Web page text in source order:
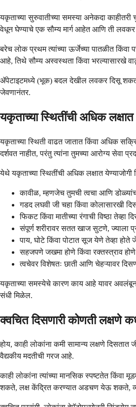
यकृताच्या सुरुवातीच्या समस्या अनेकदा
वेधून घेण्याचे एक सौम्य मार्ग आहेत आणि ती
बरेच लोक प्रथम त्यांच्या ऊर्जेच्या पातळीत किंवा
आहे, तिथे सौम्य अस्वस्थता किंवा भरल्यासारखे
ॲपेटाइटमध्ये (भूक) बदल देखील लवकर दिसू
जेवणानंतर.
यकृताच्या स्थितींची अधिक
यकृताच्या स्थिती वाढत जातात किंवा अधिक
दर्शवत नाहीत, परंतु त्यांना तुमच्या आरोग्य सेवा
येथे यकृताच्या स्थितींची अधिक लक्षात
कावीळ, म्हणजेच तुमची त्वचा आणि
गडद लघवी जी चहा किंवा कोलासारखी
फिकट किंवा मातीच्या रंगाची विष्ठा तेव्हा
संपूर्ण शरीरावर सतत खाज सुटणे, ज्याला
पाय, घोटे किंवा पोटात सूज येणे तेव्हा
सहजपणे जखमा होणे किंवा रक्तस्त्राव
त्वचेवर विशेषतः छाती आणि चेहऱ्यावर
यकृताच्या समस्येचे कारण काय आहे यावर अवलंबून,
संधी मिळेल.
क्वचित दिसणारी कोणती लक्षणे
होय, काही लोकांना कमी सामान्य लक्षणे
वैद्यकीय मदतीची गरज आहे.
काही लोकांना त्यांच्या मानसिक स्पष्टतेत किंवा
शकते, लक्ष केंद्रित करण्यात अडचण येऊ शकते,